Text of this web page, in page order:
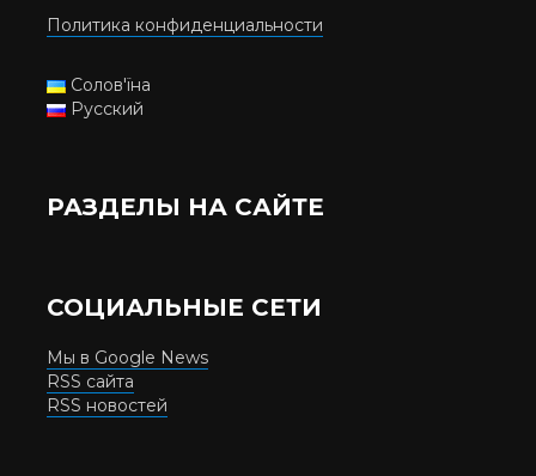
Политика конфиденциальности
Солов'їна
Русский
РАЗДЕЛЫ НА САЙТЕ
СОЦИАЛЬНЫЕ СЕТИ
Мы в Google News
RSS сайта
RSS новостей